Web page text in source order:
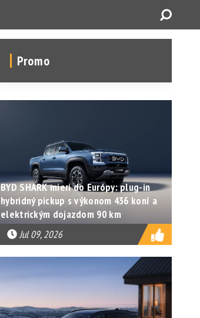
Promo
BYD SHARK mieri do Európy: plug-in
hybridný pickup s výkonom 436 koní a
elektrickým dojazdom 90 km
Jul 09, 2026